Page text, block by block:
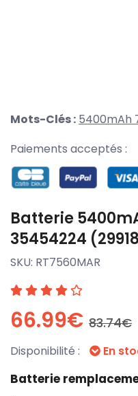
Mots-Clés : 5400mAh
Paiements acceptés :
Batterie
35454224
SKU: RT7560MAR
66.99€ 83.74€
Disponibilité : En
Batterie